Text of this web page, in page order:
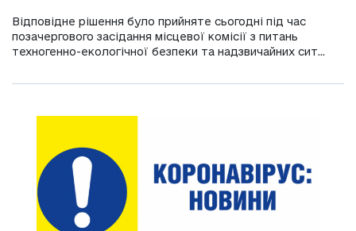
Відповідне рішення було прийняте сьогодні під час
позачергового засідання місцевої комісії з питань
техногенно-екологічної безпеки та надзвичайних сит...